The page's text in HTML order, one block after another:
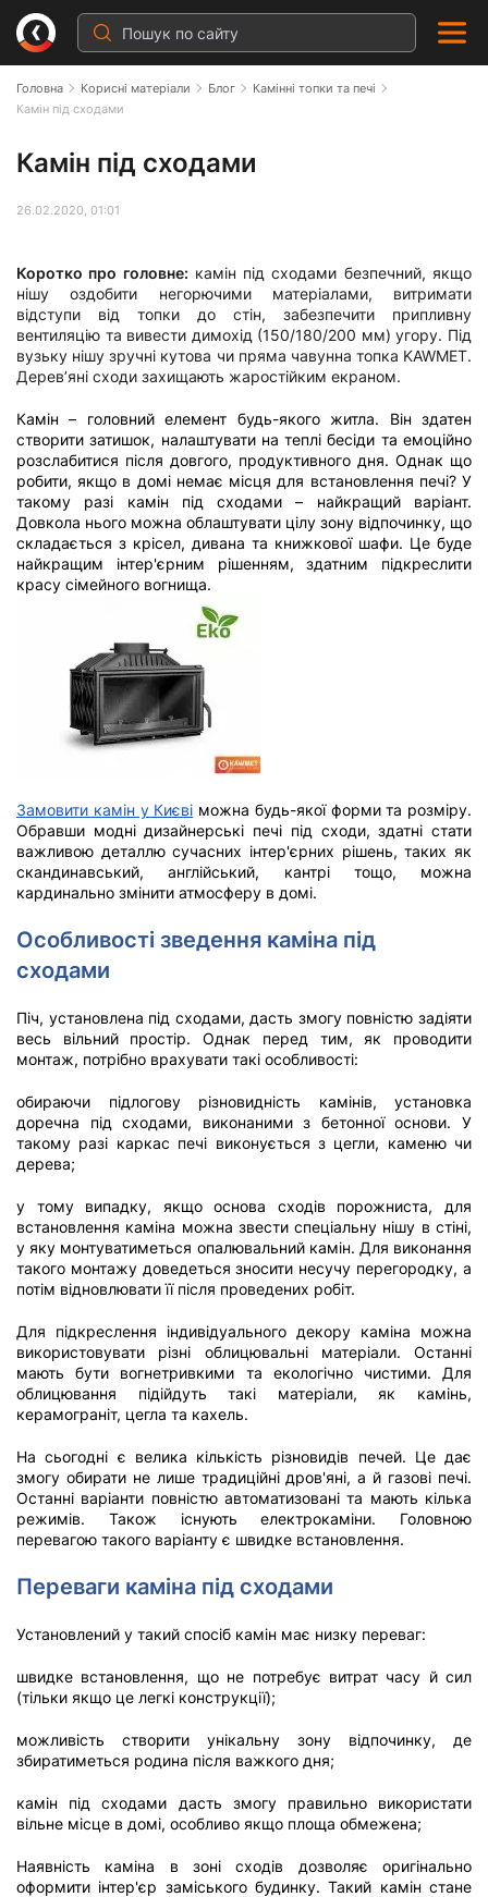
Головна Корисні матеріали Блог
Камінні топки та печі
Камін під сходами
Камін під сходами
26.02.2020, 01:01
Коротко про головне: камін під сходами безпечний, якщо
нішу оздобити негорючими матеріалами, витримати
відступи від топки до стін, забезпечити припливну
вентиляцію та вивести димохід (150/180/200 мм) угору. Під
вузьку нішу зручні кутова чи пряма чавунна топка KAWMET.
Дерев’яні сходи захищають жаростійким екраном.
Камін – головний елемент будь-якого житла. Він здатен
створити затишок, налаштувати на теплі бесіди та емоційно
розслабитися після довгого, продуктивного дня. Однак що
робити, якщо в домі немає місця для встановлення печі? У
такому разі камін під сходами – найкращий варіант.
Довкола нього можна облаштувати цілу зону відпочинку, що
складається з крісел, дивана та книжкової шафи. Це буде
найкращим інтер'єрним рішенням, здатним підкреслити
красу сімейного вогнища.
Замовити камін у Києві можна будь-якої форми та розміру.
Обравши модні дизайнерські печі під сходи, здатні стати
важливою деталлю сучасних інтер'єрних рішень, таких як
скандинавський, англійський, кантрі тощо, можна
кардинально змінити атмосферу в домі.
Особливості зведення каміна під
сходами
Піч, установлена під сходами, дасть змогу повністю задіяти
весь вільний простір. Однак перед тим, як проводити
монтаж, потрібно врахувати такі особливості:
обираючи підлогову різновидність камінів, установка
доречна під сходами, виконаними з бетонної основи. У
такому разі каркас печі виконується з цегли, каменю чи
дерева;
у тому випадку, якщо основа сходів порожниста, для
встановлення каміна можна звести спеціальну нішу в стіні,
у яку монтуватиметься опалювальний камін. Для виконання
такого монтажу доведеться зносити несучу перегородку, а
потім відновлювати її після проведених робіт.
Для підкреслення індивідуального декору каміна можна
використовувати різні облицювальні матеріали. Останні
мають бути вогнетривкими та екологічно чистими. Для
облицювання підійдуть такі матеріали, як камінь,
керамограніт, цегла та кахель.
На сьогодні є велика кількість різновидів печей. Це дає
змогу обирати не лише традиційні дров'яні, а й газові печі.
Останні варіанти повністю автоматизовані та мають кілька
режимів. Також існують електрокаміни. Головною
перевагою такого варіанту є швидке встановлення.
Переваги каміна під сходами
Установлений у такий спосіб камін має низку переваг:
швидке встановлення, що не потребує витрат часу й сил
(тільки якщо це легкі конструкції);
можливість створити унікальну зону відпочинку, де
збиратиметься родина після важкого дня;
камін під сходами дасть змогу правильно використати
вільне місце в домі, особливо якщо площа обмежена;
Наявність каміна в зоні сходів дозволяє оригінально
оформити інтер'єр заміського будинку. Такий камін стане